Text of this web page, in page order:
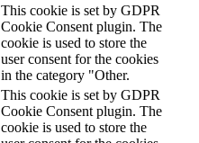
This cookie is set by GDPR
Cookie Consent plugin. The
cookie is used to store the
user consent for the cookies
in the category "Other.
This cookie is set by GDPR
Cookie Consent plugin. The
cookie is used to store the